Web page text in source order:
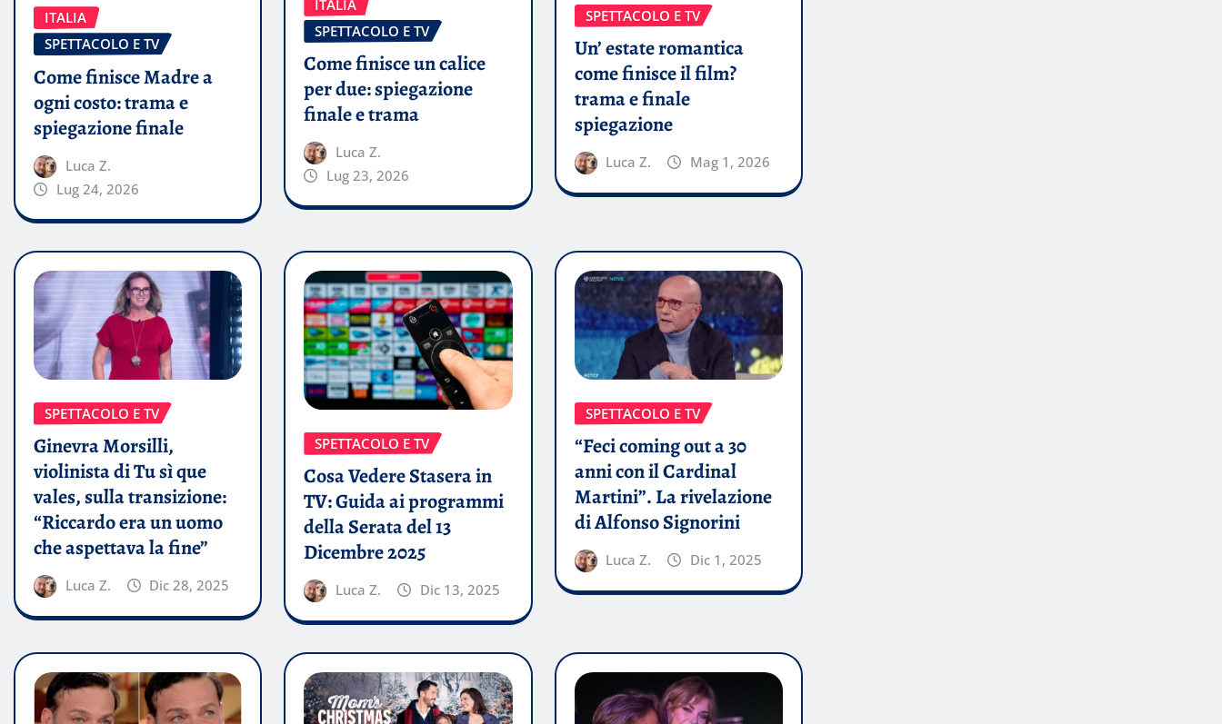
ITALIA
SPETTACOLO E TV
Come finisce Madre a
ogni costo: trama e
spiegazione finale
Luca Z.
Lug 24, 2026
ITALIA
SPETTACOLO E TV
Come finisce un calice
per due: spiegazione
finale e trama
Luca Z.
Lug 23, 2026
SPETTACOLO E TV
Un’ estate romantica
come finisce il film?
trama e finale
spiegazione
Luca Z. Mag 1, 2026
SPETTACOLO E TV
Ginevra Morsilli,
violinista di Tu sì que
vales, sulla transizione:
“Riccardo era un uomo
che aspettava la fine”
Luca Z. Dic 28, 2025
SPETTACOLO E TV
Cosa Vedere Stasera in
TV: Guida ai programmi
della Serata del 13
Dicembre 2025
Luca Z. Dic 13, 2025
SPETTACOLO E TV
“Feci coming out a 30
anni con il Cardinal
Martini”. La rivelazione
di Alfonso Signorini
Luca Z. Dic 1, 2025